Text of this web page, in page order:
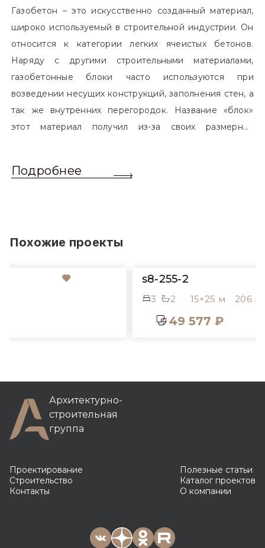
Газобетон – это искусственно созданный материал,
широко используемый в строительной индустрии. Он
относится к категории легких ячеистых бетонов.
Наряду с другими строительными материалами,
газобетонные блоки часто используются при
возведении несущих конструкций, заполнения стен, а
так же внутренних перегородок. Название «блок»
этот материал получил из-за своих размерных
обычный одинарный кирпич. Размер блоков различен
Подробнее
Похожие проекты
15×25 м 206 м²
49 577 ₽
Архитектурно-
строительная
группа
Проектирование
Строительство
Контакты
Полезные статьи
Каталог проектов
О компании